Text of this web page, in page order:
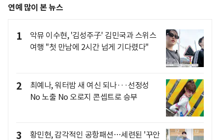
연예 많이 본 뉴스
1
악뮤 이수현, '김성주子' 김민국과 스위스
여행 "첫 만남에 2시간 넘게 기다렸다"
2
최예나, 워터밤 새 여신 되나···선정성
No 노출 No 오로지 콘셉트로 승부
3
황민현, 감각적인 공항패션…세련된 '꾸안